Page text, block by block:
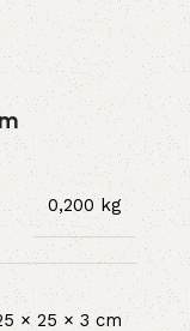
0,200 kg
× 25 × 3 cm